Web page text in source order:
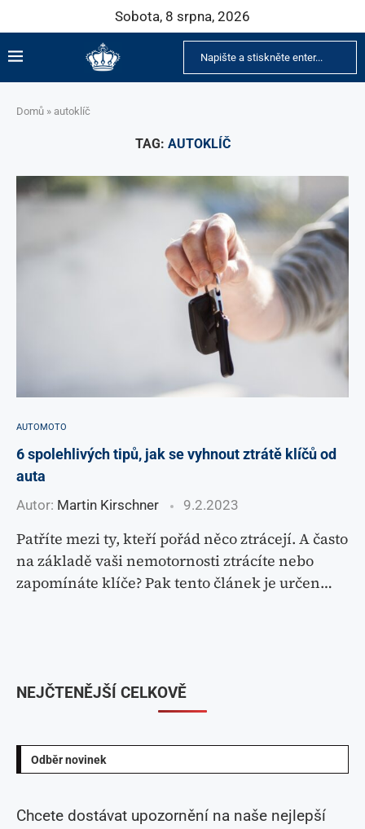
Sobota, 8 srpna, 2026
Domů » autoklíč
TAG: AUTOKLÍČ
AUTOMOTO
6 spolehlivých tipů, jak se vyhnout ztrátě klíčů od
auta
Autor: Martin Kirschner 9.2.2023
Patříte mezi ty, kteří pořád něco ztrácejí. A často
na základě vaši nemotornosti ztrácíte nebo
zapomínáte klíče? Pak tento článek je určen…
Odběr novinek
Chcete dostávat upozornění na naše nejlepší
NEJČTENĚJŠÍ CELKOVĚ